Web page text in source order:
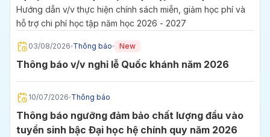
2027
Hướng dẫn v/v thực hiện chính sách miễn, giảm học phí và
hỗ trợ chi phí học tập năm học 2026 - 2027
03/08/2026 Thông báo New
Thông báo v/v nghỉ lễ Quốc khánh năm 2026
10/07/2026 Thông báo
Thông báo ngưỡng đảm bảo chất lượng đầu vào
tuyển sinh bậc Đại học hệ chính quy năm 2026